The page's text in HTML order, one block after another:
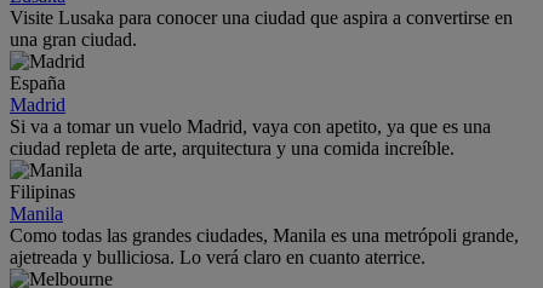
Visite Lusaka para conocer una ciudad que aspira a convertirse en
una gran ciudad.
España
Madrid
Si va a tomar un vuelo Madrid, vaya con apetito, ya que es una
ciudad repleta de arte, arquitectura y una comida increíble.
Filipinas
Manila
Como todas las grandes ciudades, Manila es una metrópoli grande,
ajetreada y bulliciosa. Lo verá claro en cuanto aterrice.